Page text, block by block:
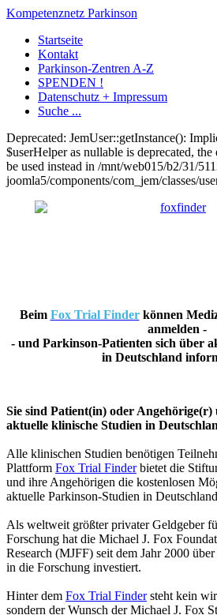
Kompetenznetz Parkinson
Startseite
Kontakt
Parkinson-Zentren A-Z
SPENDEN !
Datenschutz + Impressum
Suche ...
Deprecated: JemUser::getInstance():
$userHelper as nullable is deprecated,
be used instead in /mnt/web015/b2/31/
joomla5/components/com_jem/classes/
Beim Fox Trial Finderkönnen
anmelden -
- und Parkinson-Patienten sich über
in Deutschland
Sie sind Patient(in) oder
aktuelle klinische Studien in
Alle klinischen Studien benötigen
Plattform Fox Trial Finderbietet die
und ihre Angehörigen die kostenlosen
aktuelle Parkinson-Studien in
Als weltweit größter privater Geldgeber
Forschung hat die Michael J. Fox
Research (MJFF) seit dem Jahr 2000
in die Forschung investiert.
Hinter dem Fox Trial Findersteht kein
sondern der Wunsch der Michael J. Fox